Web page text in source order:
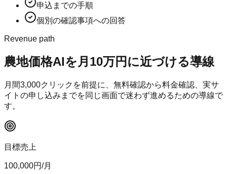
申込までの手順
個別の確認事項への回答
Revenue path
農地価格AIを月10万円に近づける導線
月間3,000クリックを前提に、無料確認から料金確認、実サ
イトの申し込みまでを同じ画面で迷わず進めるための導線で
す。
目標売上
100,000円/月